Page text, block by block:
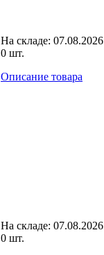
На складе: 07.08.2026
0 шт.
Описание товара
На складе: 07.08.2026
0 шт.